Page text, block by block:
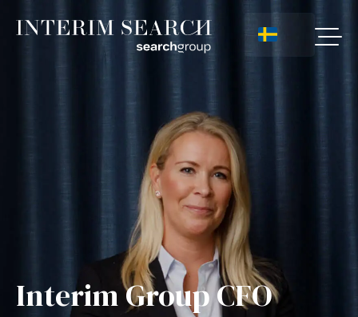
Interim Group CFO